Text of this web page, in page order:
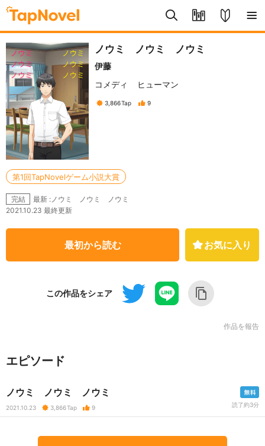
ノウミ ノウミ ノウミ
伊藤
コメディ
ヒューマン
3,866Tap 9
第1回TapNovelゲーム小説大賞
完結
最新 :ノウミ ノウミ ノウミ
2021.10.23 最終更新
最初から読む お気に入り
この作品をシェア
作品を報告
エピソード
ノウミ ノウミ ノウミ
2021.10.23 3,866Tap 9 読了約3分